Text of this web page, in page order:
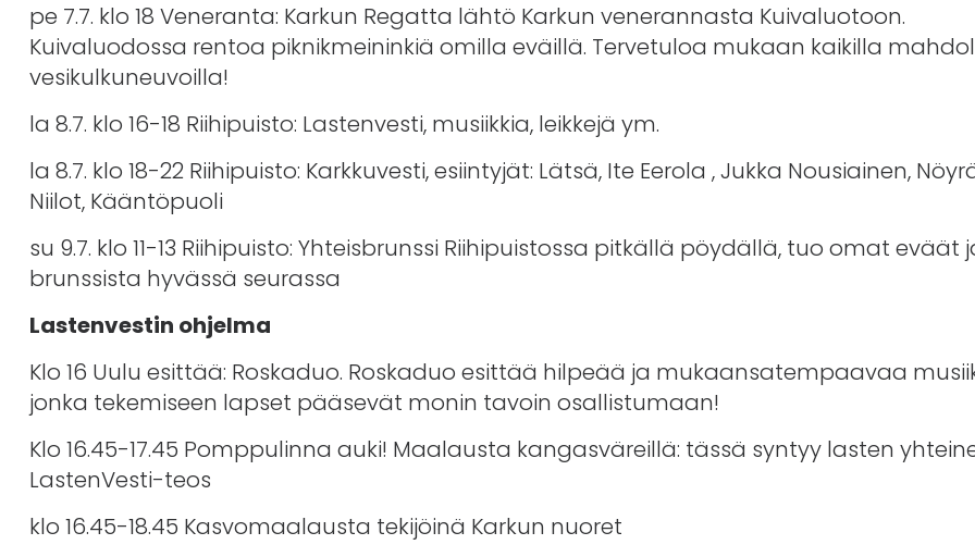
pe 7.7. klo 18 Veneranta: Karkun Regatta lähtö Karkun venerannasta Kuivaluotoon.
Kuivaluodossa rentoa piknikmeininkiä omilla eväillä. Tervetuloa mukaan kaikilla
vesikulkuneuvoilla!
la 8.7. klo 16-18 Riihipuisto: Lastenvesti, musiikkia, leikkejä ym.
la 8.7. klo 18-22 Riihipuisto: Karkkuvesti, esiintyjät: Lätsä, Ite Eerola , Jukka Nousiainen,
Niilot, Kääntöpuoli
su 9.7. klo 11-13 Riihipuisto: Yhteisbrunssi Riihipuistossa pitkällä pöydällä, tuo omat eväät
brunssista hyvässä seurassa
Lastenvestin ohjelma
Klo 16 Uulu esittää: Roskaduo. Roskaduo esittää hilpeää ja mukaansatempaavaa
jonka tekemiseen lapset pääsevät monin tavoin osallistumaan!
Klo 16.45-17.45 Pomppulinna auki! Maalausta kangasväreillä: tässä syntyy lasten
LastenVesti-teos
klo 16.45-18.45 Kasvomaalausta tekijöinä Karkun nuoret